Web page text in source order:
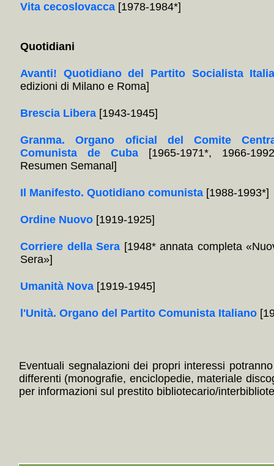
Vita cecoslovacca [1978-1984*]
Quotidiani
Avanti! Quotidiano del Partito Socialista
edizioni di Milano e Roma]
Brescia Libera [1943-1945]
Granma. Organo oficial del Comite
Comunista de Cuba [1965-1971*, 1966-
Resumen Semanal]
Il Manifesto. Quotidiano comunista [1988-1993*]
Ordine Nuovo [1919-1925]
Corriere della Sera [1948* annata completa
Sera»]
Umanità Nova [1919-1945]
l'Unità. Organo del Partito Comunista Italiano
Eventuali segnalazioni dei propri interessi
differenti (monografie, enciclopedie, materiale
per informazioni sul prestito bibliotecario/